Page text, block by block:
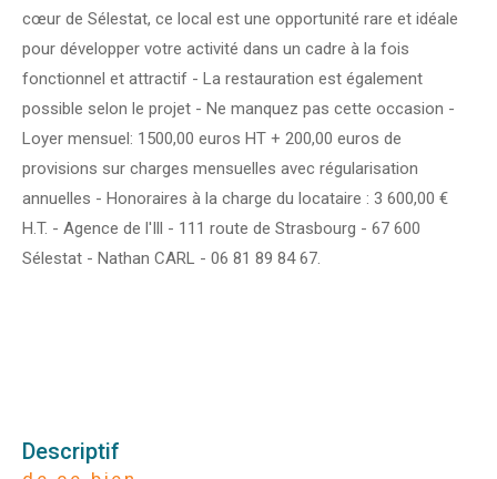
cœur de Sélestat, ce local est une opportunité rare et idéale
pour développer votre activité dans un cadre à la fois
fonctionnel et attractif - La restauration est également
possible selon le projet - Ne manquez pas cette occasion -
Loyer mensuel: 1500,00 euros HT + 200,00 euros de
provisions sur charges mensuelles avec régularisation
annuelles - Honoraires à la charge du locataire : 3 600,00 €
H.T. - Agence de l'Ill - 111 route de Strasbourg - 67 600
Sélestat - Nathan CARL - 06 81 89 84 67.
descriptif